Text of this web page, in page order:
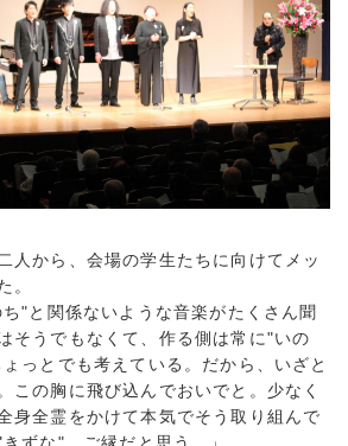
人から、会場の学生たちに向けてメッ
。
"と関係ないような音楽がたくさん聞
そうでもなくて、作る側は常に"いの
っとでも考えている。だから、いざと
この胸に飛び込んでおいでと。少なく
身全霊をかけて本気でそう取り組んで
ずな"、ご縁だと思う。」